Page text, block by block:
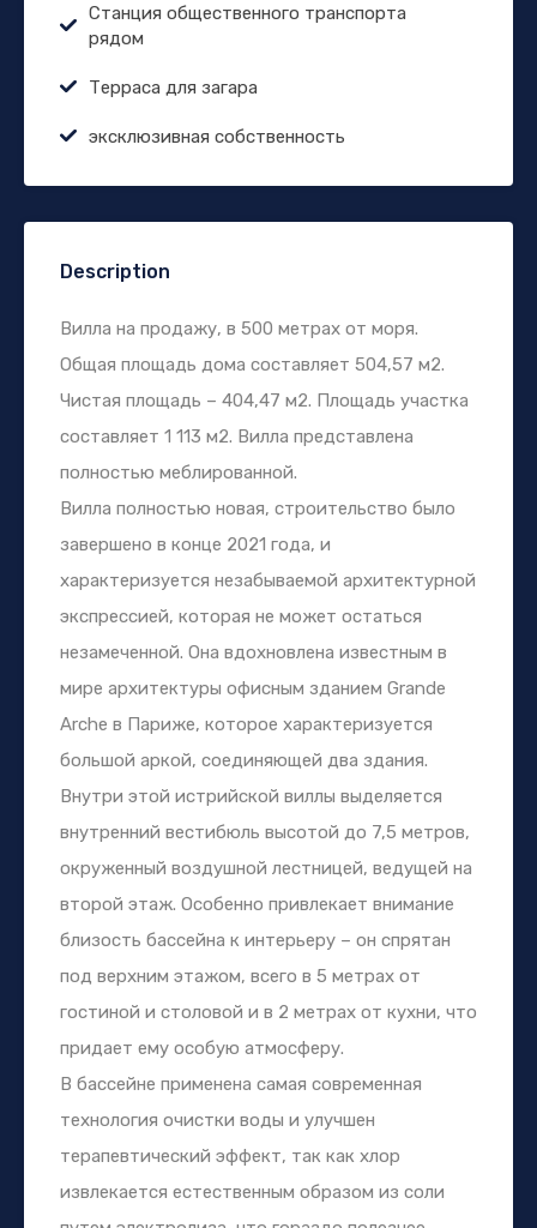
Станция общественного транспорта
рядом
Терраса для загара
эксклюзивная собственность
Description
Вилла на продажу, в 500 метрах от моря.
Общая площадь дома составляет 504,57 м2.
Чистая площадь – 404,47 м2. Площадь участка
составляет 1 113 м2. Вилла представлена
полностью меблированной.
Вилла полностью новая, строительство было
завершено в конце 2021 года, и
характеризуется незабываемой архитектурной
экспрессией, которая не может остаться
незамеченной. Она вдохновлена известным в
мире архитектуры офисным зданием Grande
Arche в Париже, которое характеризуется
большой аркой, соединяющей два здания.
Внутри этой истрийской виллы выделяется
внутренний вестибюль высотой до 7,5 метров,
окруженный воздушной лестницей, ведущей на
второй этаж. Особенно привлекает внимание
близость бассейна к интерьеру – он спрятан
под верхним этажом, всего в 5 метрах от
гостиной и столовой и в 2 метрах от кухни, что
придает ему особую атмосферу.
В бассейне применена самая современная
технология очистки воды и улучшен
терапевтический эффект, так как хлор
извлекается естественным образом из соли